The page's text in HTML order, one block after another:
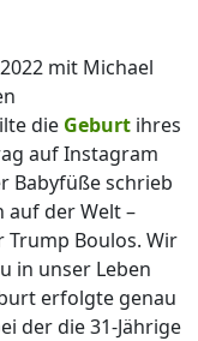
mit Michael
die Geburt ihres
auf Instagram
Babyfüße schrieb
auf der Welt –
Trump Boulos. Wir
in unser Leben
erfolgte genau
der die 31-Jährige